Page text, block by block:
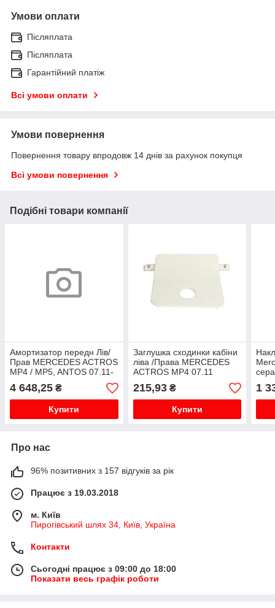
Умови оплати
Післяплата
Післяплата
Гарантійний платіж
Всі умови оплати
Умови повернення
Повернення товару впродовж 14 днів за рахунок покупця
Всі умови повернення
Подібні товари компанії
Амортизатор передн Лів/
Прав MERCEDES ACTROS
MP4 / MP5, ANTOS 07.11-
4 648,25 ₴
Купити
Заглушка сходинки кабіни
ліва /Права MERCEDES
ACTROS MP4 07.11
215,93₴
Купити
1
Про нас
96% позитивних з 157 відгуків за рік
Працює з 19.03.2018
м. Київ
Пирогівський шлях 34, Київ, Україна
Контакти
Сьогодні працює з 09:00 до 18:00
Показати весь графік роботи